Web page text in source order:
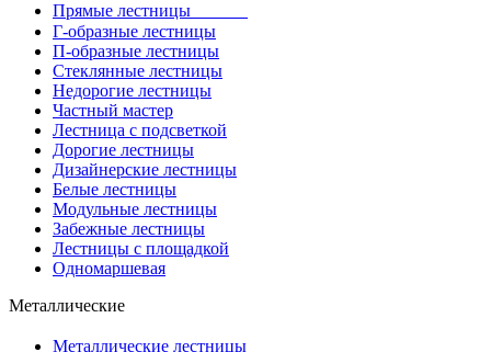
Прямые лестницы
Г-образные лестницы
П-образные лестницы
Стеклянные лестницы
Недорогие лестницы
Частный мастер
Лестница с подсветкой
Дорогие лестницы
Дизайнерские лестницы
Белые лестницы
Модульные лестницы
Забежные лестницы
Лестницы с площадкой
Одномаршевая
Металлические
Металлические лестницы